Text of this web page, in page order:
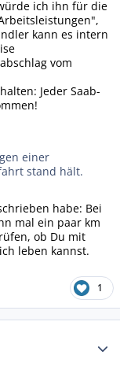
ich ihn für die
kann es intern
vom
Jeder Saab-
einer
stand hält.
habe: Bei
mal ein paar km
ob Du mit
leben kannst.
1